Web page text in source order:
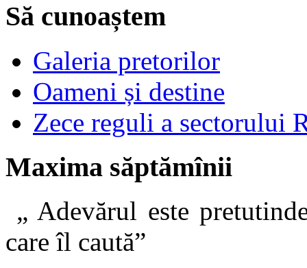
Să cunoaștem
Galeria pretorilor
Oameni și destine
Zece reguli a sectorului
Maxima săptămînii
„ Adevărul este
care îl